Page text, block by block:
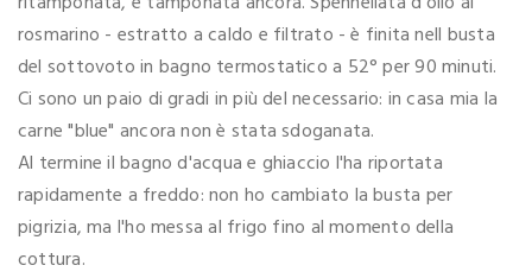
rosmarino - estratto a caldo e filtrato - è finita nell busta
del sottovoto in bagno termostatico a 52° per 90 minuti.
Ci sono un paio di gradi in più del necessario: in casa mia la
carne "blue" ancora non è stata sdoganata.
Al termine il bagno d'acqua e ghiaccio l'ha riportata
rapidamente a freddo: non ho cambiato la busta per
pigrizia, ma l'ho messa al frigo fino al momento della
cottura.